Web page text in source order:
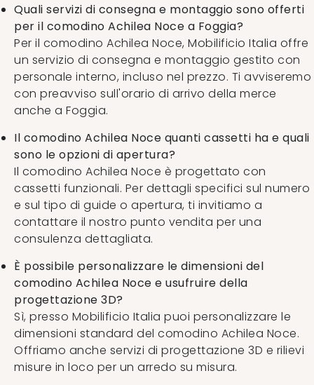
Quali servizi di consegna e montaggio sono offerti
per il comodino Achilea Noce a Foggia?
Per il comodino Achilea Noce, Mobilificio Italia offre
un servizio di consegna e montaggio gestito con
personale interno, incluso nel prezzo. Ti avviseremo
con preavviso sull'orario di arrivo della merce
anche a Foggia.
Il comodino Achilea Noce quanti cassetti ha e quali
sono le opzioni di apertura?
Il comodino Achilea Noce è progettato con
cassetti funzionali. Per dettagli specifici sul numero
e sul tipo di guide o apertura, ti invitiamo a
contattare il nostro punto vendita per una
consulenza dettagliata.
È possibile personalizzare le dimensioni del
comodino Achilea Noce e usufruire della
progettazione 3D?
Sì, presso Mobilificio Italia puoi personalizzare le
dimensioni standard del comodino Achilea Noce.
Offriamo anche servizi di progettazione 3D e rilievi
misure in loco per un arredo su misura.